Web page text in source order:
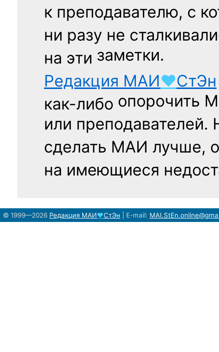
к преподавателю, с
ни разу не
на эти заметки.
Редакция МАИ♥СтЭн
как-либо опорочить
или
сделать МАИ лучше,
на имеющиеся
© 1999—2026 Редакция МАИ♥СтЭн E-mail: